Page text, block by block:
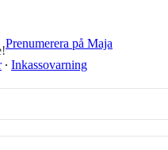
Prenumerera på Maja
∙ Inkassovarning